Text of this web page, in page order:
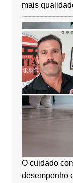
mais
O cuidado
desempenho